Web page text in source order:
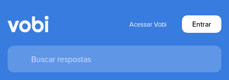
Acessar Vobi Entrar